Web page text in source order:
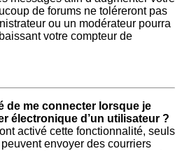
de forums ne toléreront pas
ou un modérateur pourra
votre compteur de
de me connecter lorsque je
électronique d’un utilisateur ?
activé cette fonctionnalité, seuls
envoyer des courriers